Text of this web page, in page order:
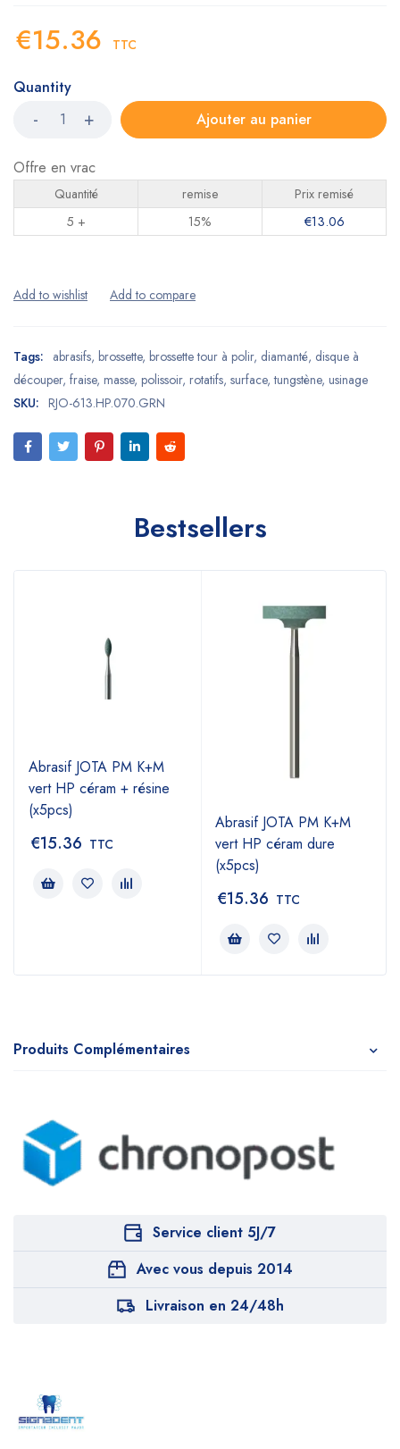
€15.36 TTC
Quantity
Ajouter au panier
Offre en vrac
Quantité remise
Prix remisé
5 +
15% €13.06
Tags: abrasifs, brossette, brossette tour à polir, diamanté, disque à
découper, fraise, masse, polissoir, rotatifs, surface,tungstène, usinage
SKU: RJO-613.HP.070.GRN
Bestsellers
Abrasif JOTA PM K+M
vert HP céram + résine
(x5pcs)
€15.36 TTC
Abrasif JOTA PM K+M
vert HP céram dure
(x5pcs)
€15.36 TTC
Produits Complémentaires
Service client 5J/7
Avec vous depuis 2014
Livraison en 24/48h